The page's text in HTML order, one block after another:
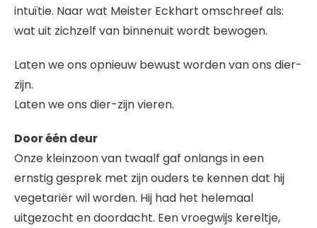
intuïtie. Naar wat Meister Eckhart omschreef als:
wat uit zichzelf van binnenuit wordt bewogen.
Laten we ons opnieuw bewust worden van ons dier-
zijn.
Laten we ons dier-zijn vieren.
Door één deur
Onze kleinzoon van twaalf gaf onlangs in een
ernstig gesprek met zijn ouders te kennen dat hij
vegetariër wil worden. Hij had het helemaal
uitgezocht en doordacht. Een vroegwijs kereltje,